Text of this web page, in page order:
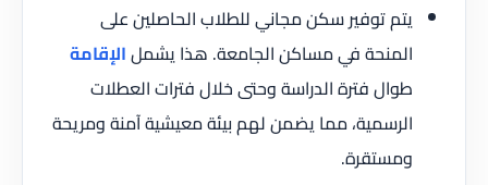
يتم توفير سكن مجاني للطلاب الحاصلين على
المنحة في مساكن الجامعة. هذا يشملالإقامة
طوال فترة الدراسة وحتى خلال فترات العطلات
الرسمية، مما يضمن لهم بيئة معيشية آمنة ومريحة
ومستقرة.